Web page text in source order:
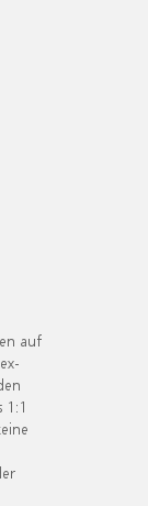
auf
1:1